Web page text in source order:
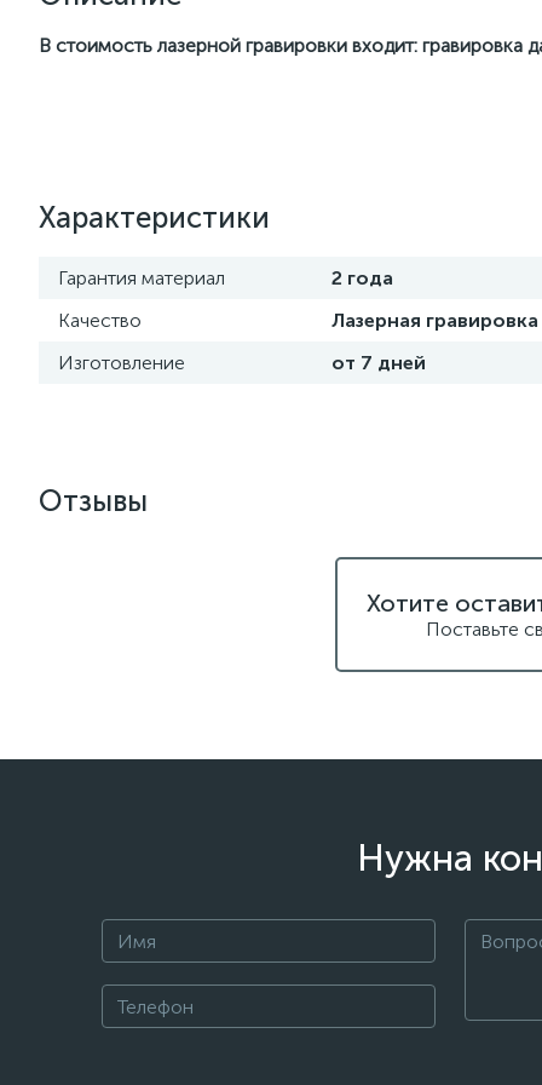
В стоимость лазерной гравировки входит: гравировка
Характеристики
Гарантия материал
2 года
Качество
Лазерная
Изготовление
от 7 дней
Отзывы
Хотите
Поставьте
Нужна